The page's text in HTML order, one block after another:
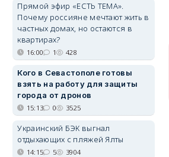
Прямой эфир «ЕСТЬ ТЕМА».
Почему россияне мечтают жить в
частных домах, но остаются в
квартирах?
16:00 1 428
Кого в Севастополе готовы
взять на работу для защиты
города от дронов
15:13 0 3525
Украинский БЭК выгнал
отдыхающих с пляжей Ялты
14:15 5 3904